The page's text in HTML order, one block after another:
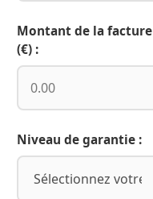
Montant de la facture
(€) :
Niveau de garantie :